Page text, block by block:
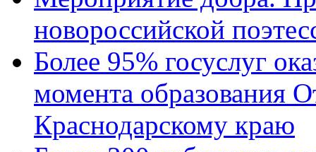
новороссийской
Более 95% госуслуг
момента образования
Краснодарскому краю